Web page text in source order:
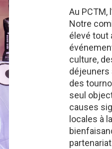
Au PCTM,
Notre
élevé tout
culture,
déjeuners
des
seul
causes
locales à